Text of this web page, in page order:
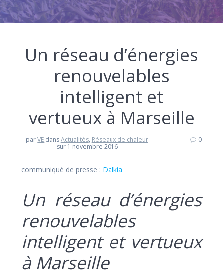
Un réseau d’énergies
renouvelables
intelligent et
vertueux à Marseille
parVE dansActualités, Réseaux de chaleur
sur 1 novembre 2016
0
communiqué de presse : Dalkia
Un réseau d’énergies
renouvelables
intelligent et vertueux
à Marseille